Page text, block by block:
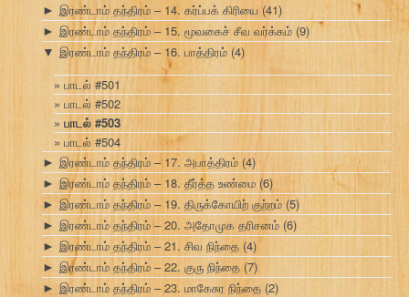
► இரண்டாம் தந்திரம் – 14. கர்ப்பக் கிரியை (41)
► இரண்டாம் தந்திரம் – 15. மூவகைச் சீவ வர்க்கம் (9)
▼ இரண்டாம் தந்திரம் – 16. பாத்திரம் (4)
பாடல் #501
பாடல் #502
பாடல் #503
பாடல் #504
► இரண்டாம் தந்திரம் – 17. அபாத்திரம் (4)
► இரண்டாம் தந்திரம் – 18. தீர்த்த உண்மை (6)
► இரண்டாம் தந்திரம் – 19. திருக்கோயிற் குற்றம் (5)
► இரண்டாம் தந்திரம் – 20. அதோமுக தரிசனம் (6)
► இரண்டாம் தந்திரம் – 21. சிவ நிந்தை (4)
► இரண்டாம் தந்திரம் – 22. குரு நிந்தை (7)
► இரண்டாம் தந்திரம் – 23. மாகேசுர நிந்தை (2)